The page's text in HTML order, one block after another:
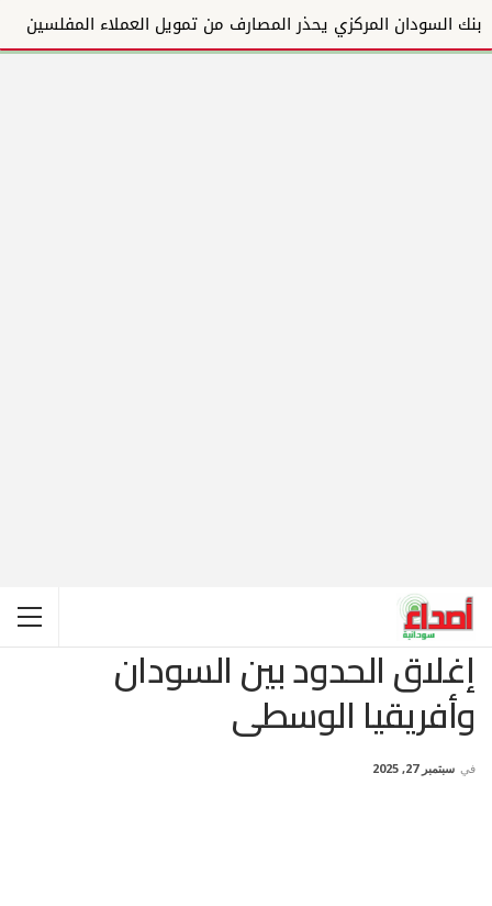
بنك السودان المركزي يحذر المصارف من تمويل العملاء المفلسين
إغلاق الحدود بين السودان
وأفريقيا الوسطى
في سبتمبر 27, 2025